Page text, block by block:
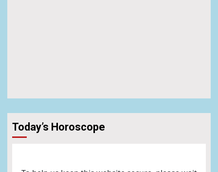
Today’s Horoscope